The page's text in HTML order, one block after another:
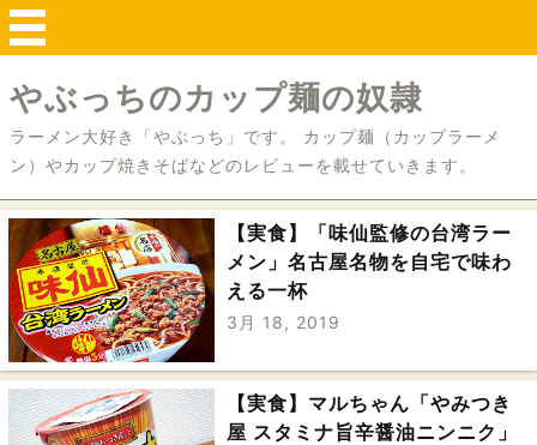
やぶっちのカップ麺の奴隷
ラーメン大好き「やぶっち」です。 カップ麺（カップラーメ
ン）やカップ焼きそばなどのレビューを載せていきます。
【実食】「味仙監修の台湾ラー
メン」名古屋名物を自宅で味わ
える一杯
3月 18, 2019
【実食】マルちゃん「やみつき
屋 スタミナ旨辛醤油ニンニク」